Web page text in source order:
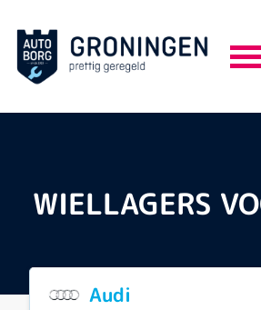
WIELLAGERS
Audi